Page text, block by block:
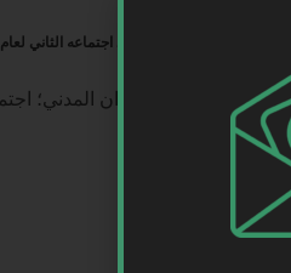
لـ الطيران المدني يعقد اجتماعه الثاني لعام 2026